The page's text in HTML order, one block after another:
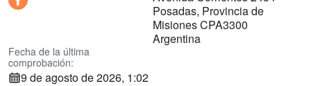
Posadas, Provincia de
Misiones CPA3300
Argentina
Fecha de la última
comprobación:
9 de agosto de 2026, 1:02